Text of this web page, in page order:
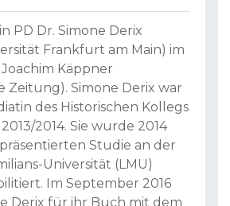
PD Dr. Simone Derix
Frankfurt am Main) im
Käppner
Zeitung). Simone Derix war
des Historischen Kollegs
2014. Sie wurde 2014
Studie an der
Universität (LMU)
Im September 2016
Derix für ihr Buch mit dem